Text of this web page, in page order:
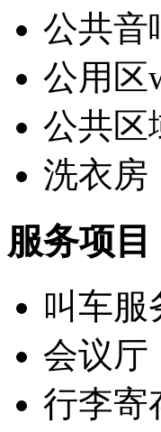
公共音
公用区
公共区
洗衣房
服务项目
叫车服
会议厅
行李寄